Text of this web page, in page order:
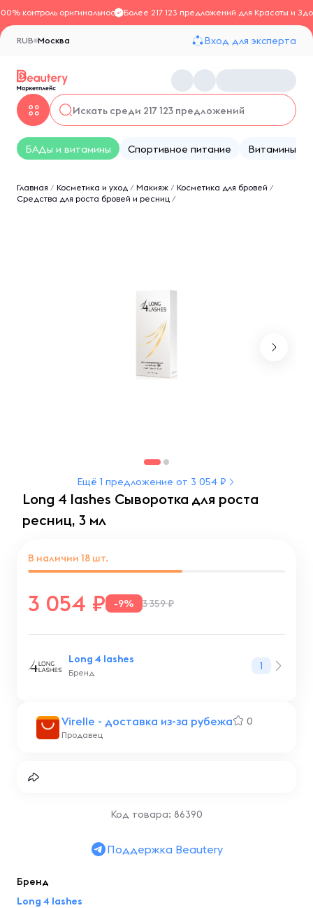
контроль оригинальностиБолее 217 123 предложений для Красоты и
Москва
RUB Вход для эксперта
БАДы и витамины Спортивное питание Витамины
Главная / Косметика и уход / Макияж / Косметика для бровей /
Средства для роста бровей и ресниц /
Ещё 1 предложение от 3 054 ₽
Long 4 lashes Сыворотка для роста
ресниц, 3 мл
Virelle - доставка из-за рубежа 0
Продавец
3 054 -9% 3 359 ₽
В наличии 18 шт.
Long 4 lashes
Бренд
1
Код товара: 86390
Поддержка Beautery
Бренд
Long 4 lashes